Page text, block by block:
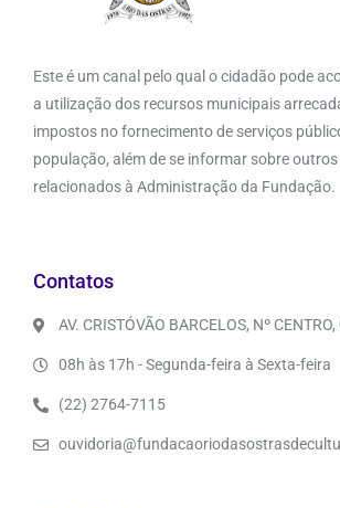
Este é um canal pelo qual o cidadão pode
a utilização dos recursos municipais
impostos no fornecimento de serviços
população, além de se informar sobre
relacionados à Administração da Fundação.
Contatos
AV. CRISTÓVÃO BARCELOS, Nº
08h às 17h - Segunda-feira à Sexta-feira
(22) 2764-7115